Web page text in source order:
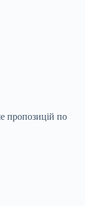
пропозицій по